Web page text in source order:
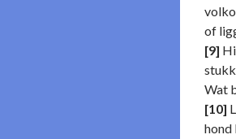
of
[9]
Wat
[10]
hond